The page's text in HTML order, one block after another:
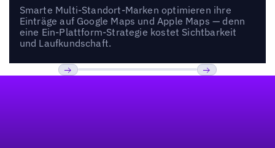
Smarte Multi-Standort-Marken optimieren ihre
Einträge auf Google Maps und Apple Maps — denn
eine Ein-Plattform-Strategie kostet Sichtbarkeit
und Laufkundschaft.